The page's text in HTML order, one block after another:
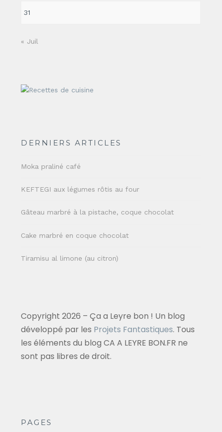
31
« Juil
DERNIERS ARTICLES
Moka praliné café
KEFTEGI aux légumes rôtis au four
Gâteau marbré à la pistache, coque chocolat
Cake marbré en coque chocolat
Tiramisu al limone (au citron)
Copyright 2026 – Ça a Leyre bon ! Un blog
développé par les Projets Fantastiques. Tous
les éléments du blog CA A LEYRE BON.FR ne
sont pas libres de droit.
PAGES